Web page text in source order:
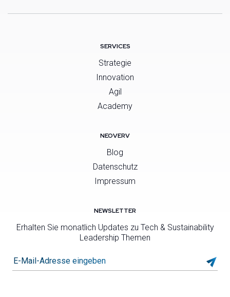
SERVICES
Strategie
Innovation
Agil
Academy
NEOVERV
Blog
Datenschutz
Impressum
NEWSLETTER
Erhalten Sie monatlich Updates zu Tech & Sustainability
Leadership Themen
E-Mail-Adresse eingeben*